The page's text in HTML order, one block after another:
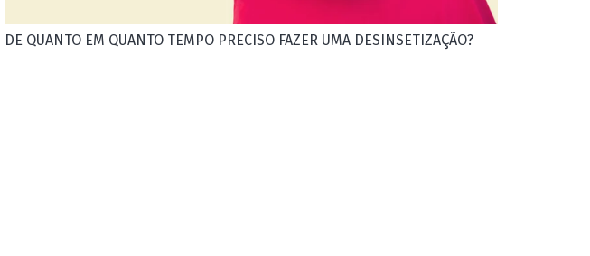
DE QUANTO EM QUANTO TEMPO PRECISO FAZER UMA DESINSETIZAÇÃO?